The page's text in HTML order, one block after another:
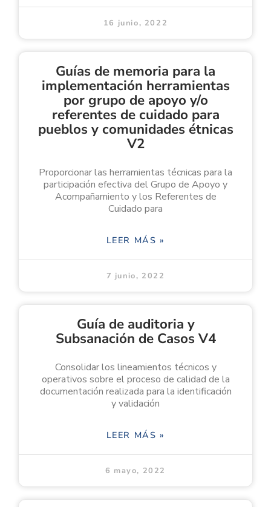
16 junio, 2022
Guías de memoria para la
implementación herramientas
por grupo de apoyo y/o
referentes de cuidado para
pueblos y comunidades étnicas
V2
Proporcionar las herramientas técnicas para la
participación efectiva del Grupo de Apoyo y
Acompañamiento y los Referentes de
Cuidado para
LEER MÁS »
7 junio, 2022
Guía de auditoria y
Subsanación de Casos V4
Consolidar los lineamientos técnicos y
operativos sobre el proceso de calidad de la
documentación realizada para la identificación
y validación
LEER MÁS »
6 mayo, 2022